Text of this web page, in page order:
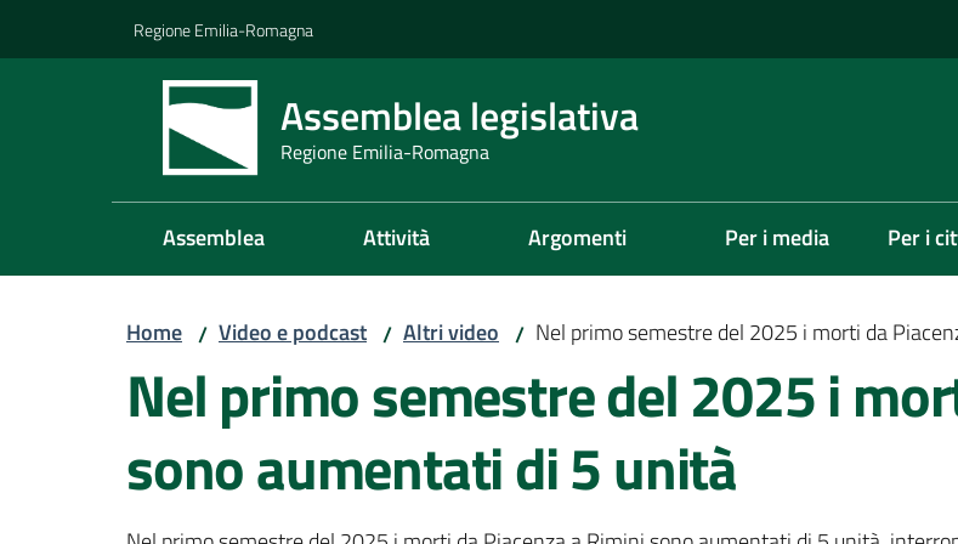
Regione Emilia-Romagna
Assemblea legislativa
Regione Emilia-Romagna
Assemblea Attività Argomenti Per i media Per i
Home / Video e podcast / Altri video / Nel primo semestre del 2025 i morti da
Nel primo semestre del 2025 i
sono aumentati di 5 unità